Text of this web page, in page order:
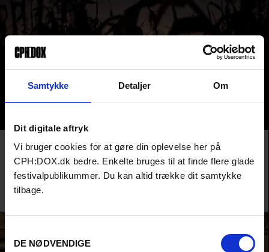
Samtykke Detaljer Om
Dit digitale aftryk
Vi bruger cookies for at gøre din oplevelse her på
CPH:DOX.dk bedre. Enkelte bruges til at finde flere glade
festivalpublikummer. Du kan altid trække dit samtykke
tilbage.
DE NØDVENDIGE
JARIPEO
Bag et mexicansk rodeo-shows hypermaskuline ritualer pulserer et skjult
queer-begær. Et festival-hit om performativ maskulinitet og
underbevidsthedens længsler.